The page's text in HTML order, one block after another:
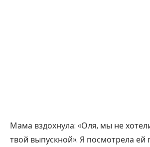
Мама вздохнула: «Оля, мы не
твой выпускной». Я посмотрела ей